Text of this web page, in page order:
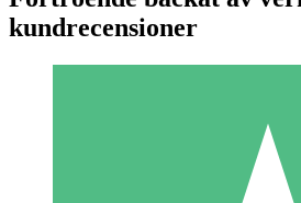
Individuella
kundrecensioner